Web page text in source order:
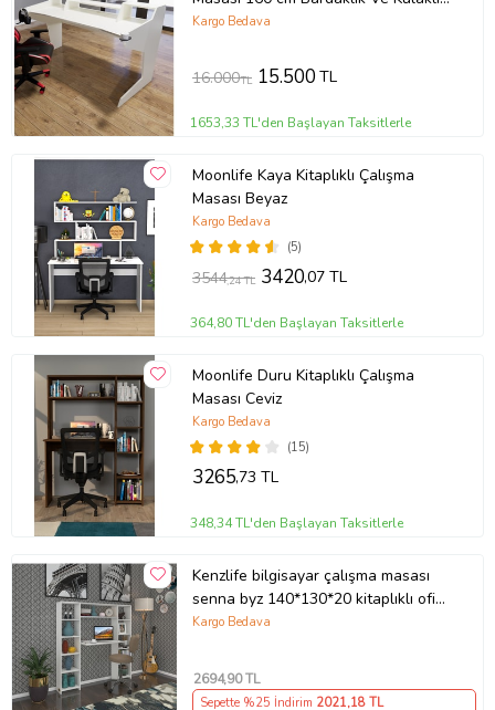
Tutucu Hediye (Krem)
Kargo Bedava
16.000TL 15.500TL
1653,33 TL'den Başlayan Taksitlerle
Moonlife Kaya Kitaplıklı Çalışma
Masası Beyaz
(5)
Kargo Bedava
3544,24 TL 3420,07 TL
364,80 TL'den Başlayan Taksitlerle
Moonlife Duru Kitaplıklı Çalışma
Masası Ceviz
(15)
Kargo Bedava
3265,73 TL
348,34 TL'den Başlayan Taksitlerle
Kenzlife bilgisayar çalışma masası
senna byz 140*130*20 kitaplıklı ofis
sekreter laptop
Kargo Bedava
2694,90 TL
Sepette %25 İndirim 2021,18 TL